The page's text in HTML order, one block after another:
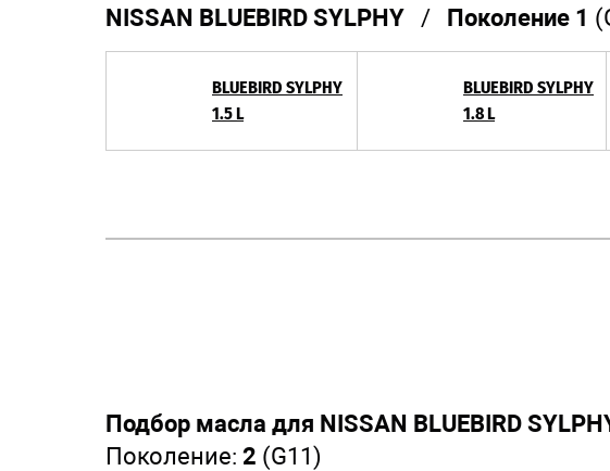
NISSAN BLUEBIRD SYLPHY / Поколение 1
BLUEBIRD SYLPHY
1.5 L
BLUEBIRD SYLPHY
1.8 L
Подбор масла для NISSAN BLUEBIRD
Поколение: 2 (G11)